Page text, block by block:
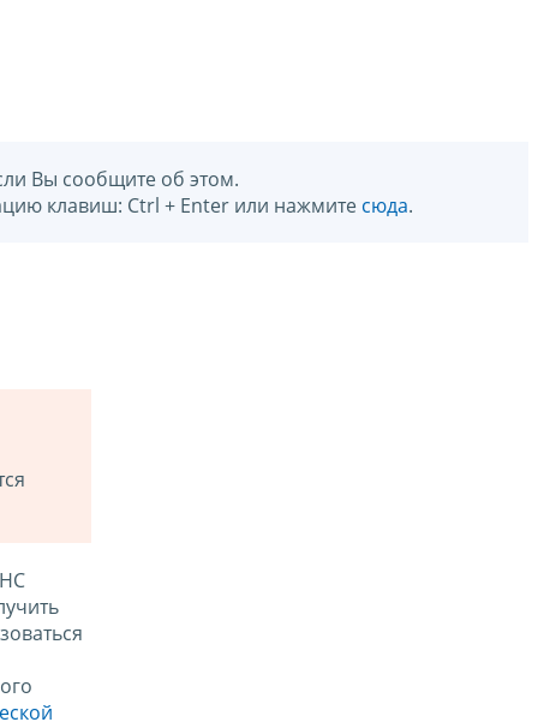
Вы сообщите об этом.
клавиш: Ctrl + Enter или нажмите сюда.